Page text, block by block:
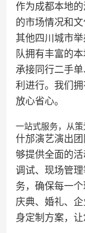
作为成都本地
的市场情况和
其他四川城市
队拥有丰富的
承接同行二手
利进行。我们
放心省心。
一站式服务，从
什邡演艺演出
够提供全面的
调试、现场管
务，确保每一
庆典、婚礼、
身定制方案，让